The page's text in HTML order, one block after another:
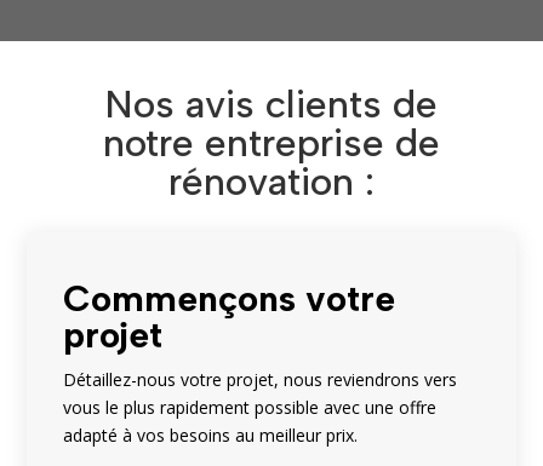
Nos avis clients de
notre entreprise de
rénovation :
Commençons votre
projet
Détaillez-nous votre projet, nous reviendrons vers
vous le plus rapidement possible avec une offre
adapté à vos besoins au meilleur prix.